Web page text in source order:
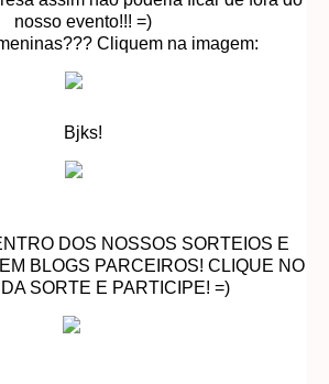
nosso evento!!! =)
Cliquem na imagem:
Bjks!
DOS NOSSOS SORTEIOS E
BLOGS PARCEIROS! CLIQUE NO
SORTE E PARTICIPE! =)